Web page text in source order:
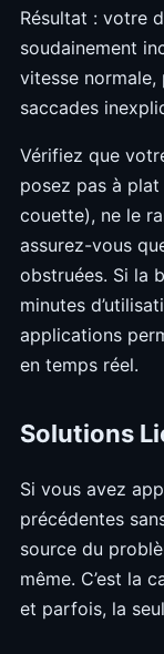
Résultat : votre
soudainement
vitesse
saccades
Vérifiez que
posez pas à
couette), ne le
assurez-vous
obstruées. Si la
minutes
applications
en temps réel.
Solutions
Si vous avez
précédentes
source du
même. C’est la
et parfois, la